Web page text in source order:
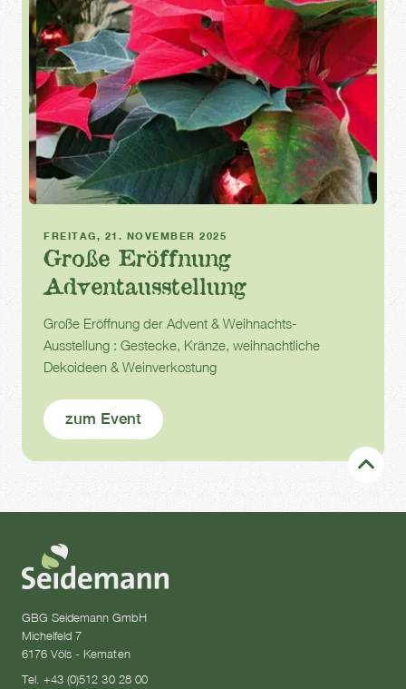
FREITAG, 21. NOVEMBER 2025
Große Eröffnung
Adventausstellung
Große Eröffnung der Advent & Weihnachts-
Ausstellung : Gestecke, Kränze, weihnachtliche
Dekoideen & Weinverkostung
zum Event
GBG Seidemann GmbH
Michelfeld 7
6176 Völs - Kematen
Tel. +43 (0)512 30 28 00